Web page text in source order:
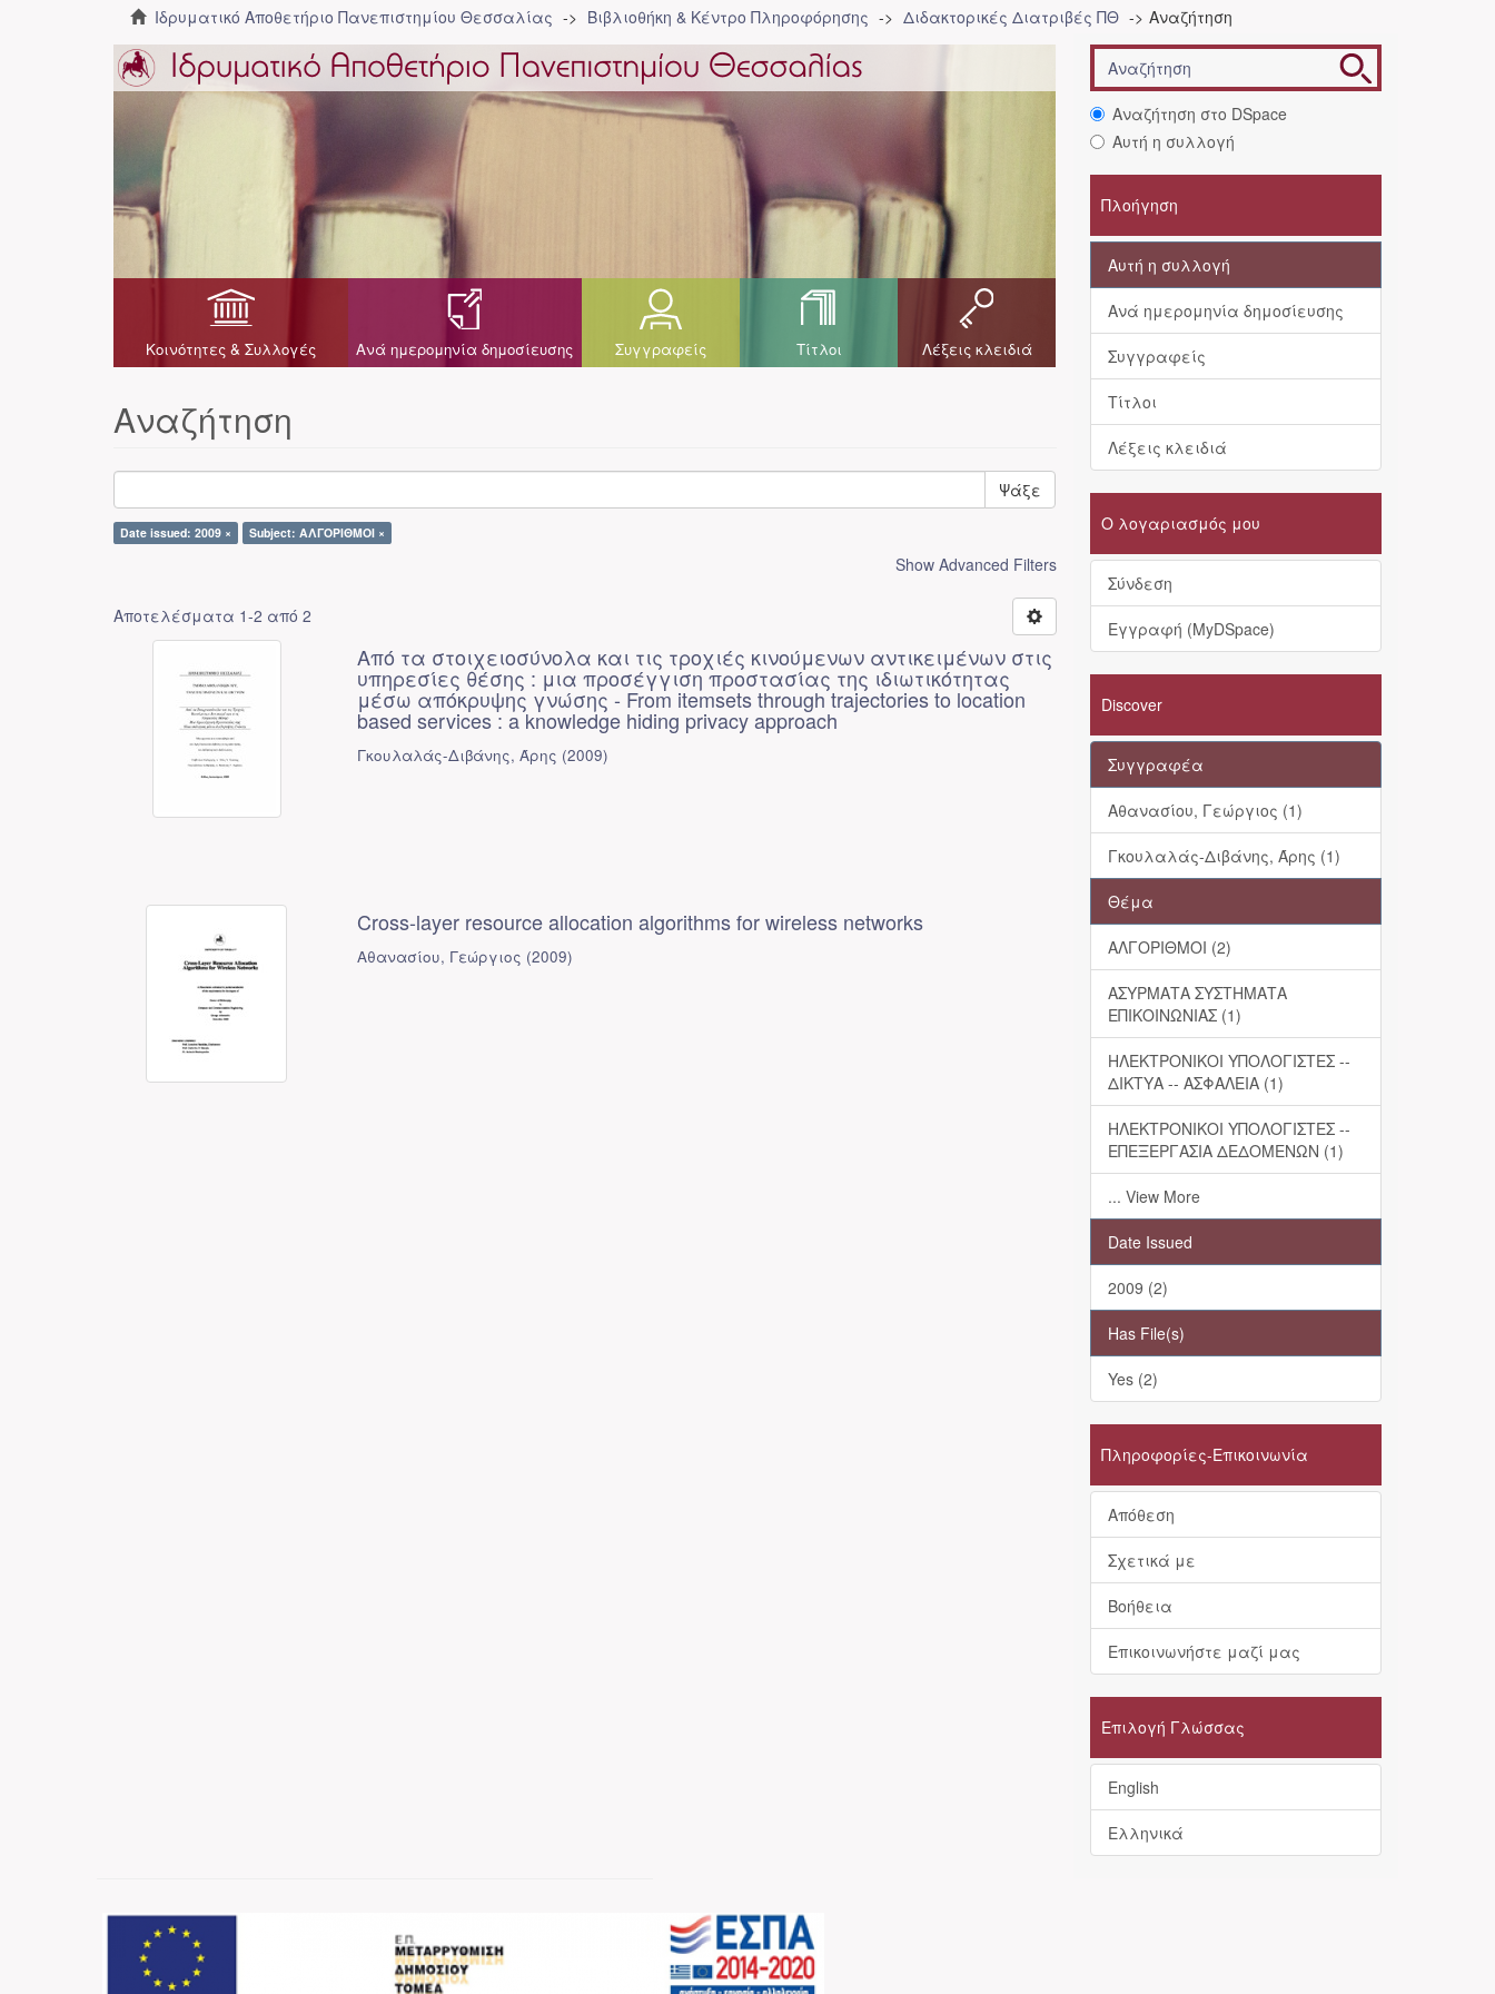
Ιδρυματικό Αποθετήριο Πανεπιστημίου Θεσσαλίας Βιβλιοθήκη & Κέντρο Πληροφόρησης Διδακτορικές Διατριβές ΠΘ Αναζήτηση
Κοινότητες & Συλλογές Ανά ημερομηνία δημοσίευσης Συγγραφείς Τίτλοι Λέξεις κλειδιά
Αναζήτηση
Ψάξε
Date issued: 2009 × Subject: ΑΛΓΟΡΙΘΜΟΙ ×
Show Advanced Filters
Αποτελέσματα 1-2 από 2
Από τα στοιχειοσύνολα και τις τροχιές κινούμενων αντικειμένων στις
υπηρεσίες θέσης : μια προσέγγιση προστασίας της ιδιωτικότητας
μέσω απόκρυψης γνώσης - From itemsets through trajectories to location
based services : a knowledge hiding privacy approach
Γκουλαλάς-Διβάνης, Άρης (2009)
Cross-layer resource allocation algorithms for wireless networks
Αθανασίου, Γεώργιος (2009)
Αναζήτηση στο DSpace
Αυτή η συλλογή
Πλοήγηση
Αυτή η συλλογή
Ανά ημερομηνία δημοσίευσης
Συγγραφείς
Τίτλοι
Λέξεις κλειδιά
Ο λογαριασμός μου
Σύνδεση
Εγγραφή (MyDSpace)
Discover
Συγγραφέα
Αθανασίου, Γεώργιος (1)
Γκουλαλάς-Διβάνης, Άρης (1)
Θέμα
ΑΛΓΟΡΙΘΜΟΙ (2)
ΑΣΥΡΜΑΤΑ ΣΥΣΤΗΜΑΤΑ
ΕΠΙΚΟΙΝΩΝΙΑΣ (1)
ΗΛΕΚΤΡΟΝΙΚΟΙ ΥΠΟΛΟΓΙΣΤΕΣ --
ΔΙΚΤΥΑ -- ΑΣΦΑΛΕΙΑ (1)
ΗΛΕΚΤΡΟΝΙΚΟΙ ΥΠΟΛΟΓΙΣΤΕΣ --
ΕΠΕΞΕΡΓΑΣΙΑ ΔΕΔΟΜΕΝΩΝ (1)
... View More
Date Issued
2009 (2)
Has File(s)
Yes (2)
Πληροφορίες-Επικοινωνία
Απόθεση
Σχετικά με
Βοήθεια
Επικοινωνήστε μαζί μας
Επιλογή Γλώσσας
English
Ελληνικά